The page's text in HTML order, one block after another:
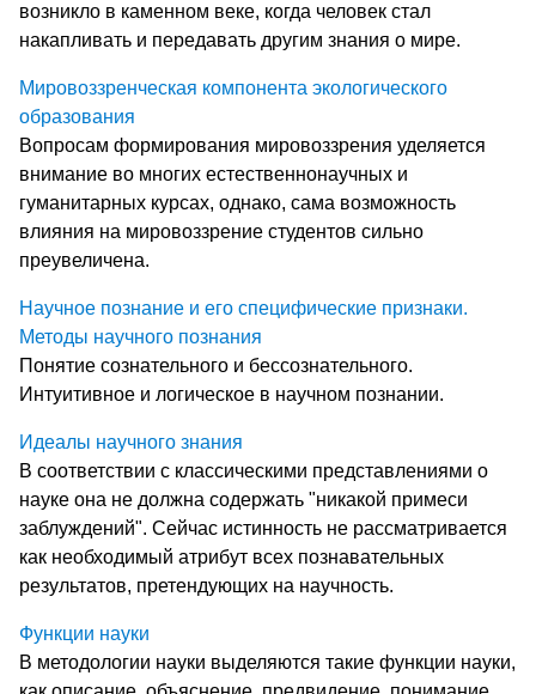
возникло в каменном веке, когда человек стал
накапливать и передавать другим знания о мире.
Мировоззренческая компонента экологического
образования
Вопросам формирования мировоззрения уделяется
внимание во многих естественнонаучных и
гуманитарных курсах, однако, сама возможность
влияния на мировоззрение студентов сильно
преувеличена.
Научное познание и его специфические признаки.
Методы научного познания
Понятие сознательного и бессознательного.
Интуитивное и логическое в научном познании.
Идеалы научного знания
В соответствии с классическими представлениями о
науке она не должна содержать "никакой примеси
заблуждений". Сейчас истинность не рассматривается
как необходимый атрибут всех познавательных
результатов, претендующих на научность.
Функции науки
В методологии науки выделяются такие функции науки,